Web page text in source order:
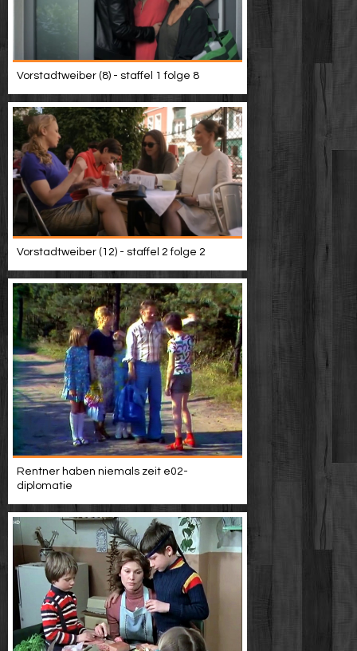
Vorstadtweiber (8) - staffel 1 folge 8
Vorstadtweiber (12) - staffel 2 folge 2
Rentner haben niemals zeit e02-
diplomatie